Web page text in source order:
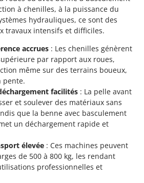
à chenilles, à la puissance du
hydrauliques, ce sont des
travaux intensifs et difficiles.
accrues : Les chenilles génèrent
par rapport aux roues,
même sur des terrains boueux,
pente.
facilités : La pelle avant
et soulever des matériaux sans
que la benne avec basculement
un déchargement rapide et
élevée : Ces machines peuvent
de 500 à 800 kg, les rendant
professionnelles et